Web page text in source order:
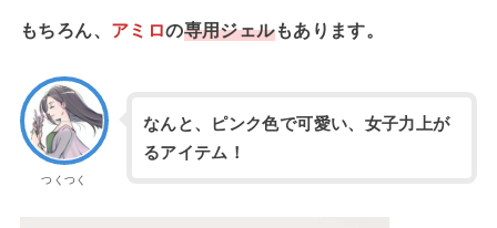
もちろん、 アミロの専用ジェルもあります。
つくつく
なんと、ピンク色で可愛い、女子力上が
るアイテム！